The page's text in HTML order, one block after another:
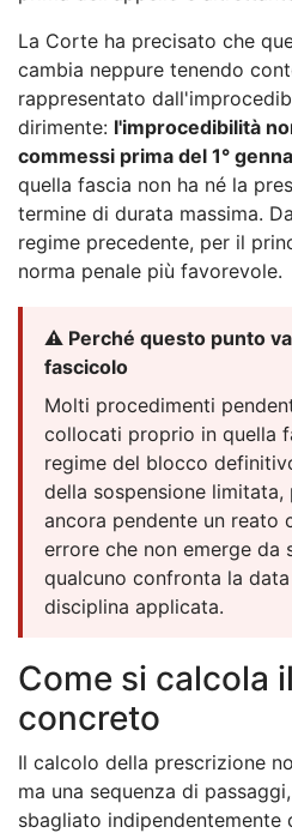
La Corte ha precisato che
cambia neppure tenendo
rappresentato
dirimente: l'improcedibilità
commessi prima del 1°
quella fascia non ha né la
termine di durata massima.
regime precedente, per il
norma penale più favorevole.
⚠️ Perché questo punto
fascicolo
Molti procedimenti
collocati proprio in quella
regime del blocco
della sospensione
ancora pendente un reato
errore che non emerge da
qualcuno confronta la
disciplina applicata.
Come si calcola
concreto
Il calcolo della prescrizione
ma una sequenza di
sbagliato indipendentemente